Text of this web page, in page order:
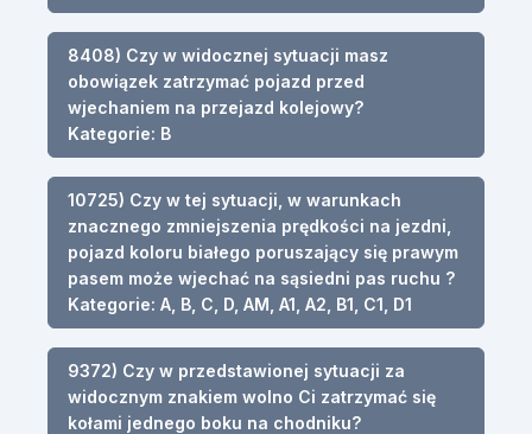
8408) Czy w widocznej sytuacji masz
obowiązek zatrzymać pojazd przed
wjechaniem na przejazd kolejowy?
Kategorie: B
10725) Czy w tej sytuacji, w warunkach
znacznego zmniejszenia prędkości na jezdni,
pojazd koloru białego poruszający się prawym
pasem może wjechać na sąsiedni pas ruchu ?
Kategorie: A, B, C, D, AM, A1, A2, B1, C1, D1
9372) Czy w przedstawionej sytuacji za
widocznym znakiem wolno Ci zatrzymać się
kołami jednego boku na chodniku?